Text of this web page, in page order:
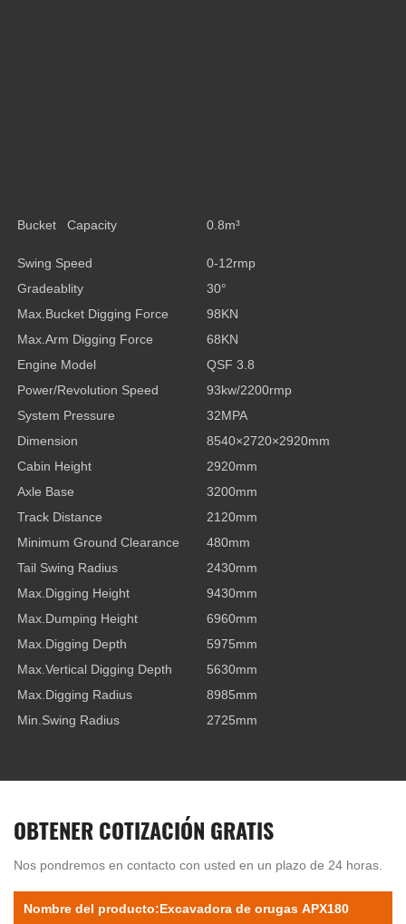
Bucket Capacity 0.8m³
Swing Speed
0-12rmp
Gradeablity
30°
Max.Bucket Digging Force
98KN
Max.Arm Digging Force
68KN
Engine Model
QSF 3.8
Power/Revolution Speed
93kw/2200rmp
System Pressure
32MPA
Dimension
8540×2720×2920mm
Cabin Height
2920mm
Axle Base
3200mm
Track Distance
2120mm
Minimum Ground Clearance
480mm
Tail Swing Radius
2430mm
Max.Digging Height
9430mm
Max.Dumping Height
6960mm
Max.Digging Depth
5975mm
Max.Vertical Digging Depth
5630mm
Max.Digging Radius
8985mm
Min.Swing Radius
2725mm
OBTENER COTIZACIÓN GRATIS
Nos pondremos en contacto con usted en un plazo de 24 horas.